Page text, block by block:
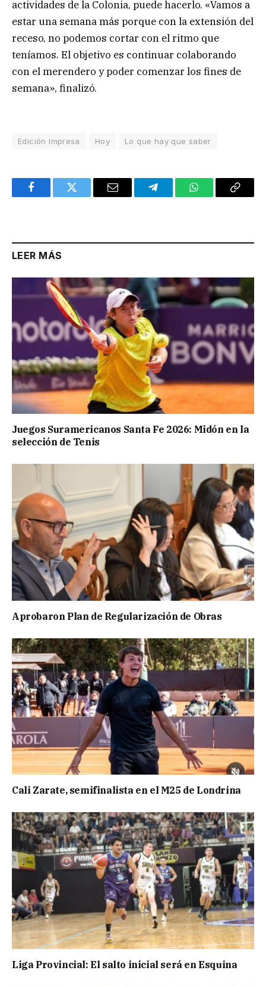
actividades de la Colonia, puede hacerlo. «Vamos a
estar una semana más porque con la extensión del
receso, no podemos cortar con el ritmo que
teníamos. El objetivo es continuar colaborando
con el merendero y poder comenzar los fines de
semana», finalizó.
Edición Impresa Hoy Lo que hay que saber
FacebookTwitter Email TelegramWhatsAppCopy
LEER MÁS
Juegos Suramericanos Santa Fe 2026: Midón en la
selección de Tenis
Aprobaron Plan de Regularización de Obras
Cali Zarate, semifinalista en el M25 de Londrina
Liga Provincial: El salto inicial será en Esquina